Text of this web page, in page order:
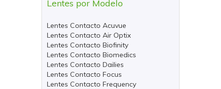
Lentes por Modelo
Lentes Contacto Acuvue
Lentes Contacto Air Optix
Lentes Contacto Biofinity
Lentes Contacto Biomedics
Lentes Contacto Dailies
Lentes Contacto Focus
Lentes Contacto Frequency